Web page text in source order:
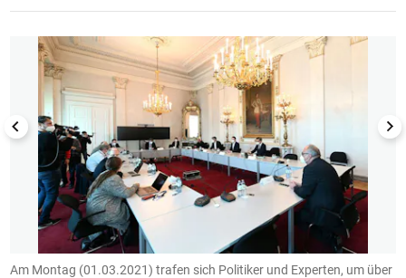
1/10
Am Montag (01.03.2021) trafen sich Politiker und Experten, um über